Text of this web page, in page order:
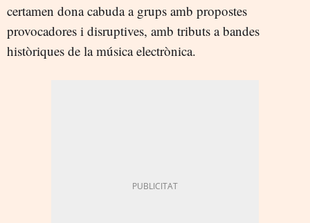
certamen dona cabuda a grups amb propostes
provocadores i disruptives, amb tributs a bandes
històriques de la música electrònica.